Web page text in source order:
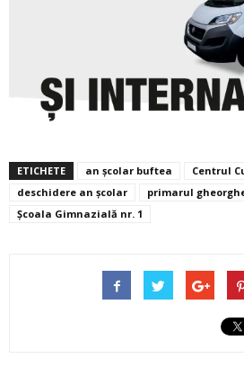
ETICHETE an școlar buftea
Centrul
deschidere an școlar
primarul
Școala Gimnazială nr. 1